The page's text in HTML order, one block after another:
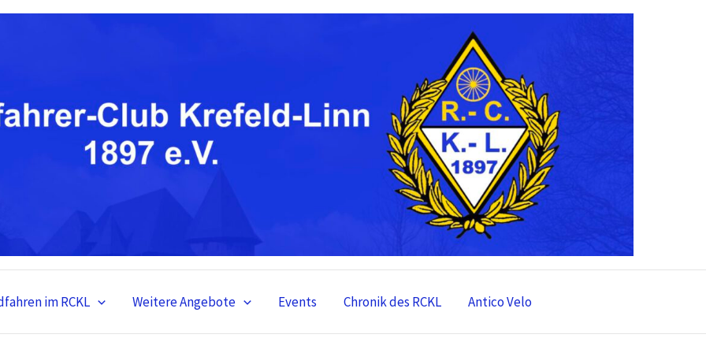
im RCKL Weitere Angebote Events Chronik des RCKL Antico Velo